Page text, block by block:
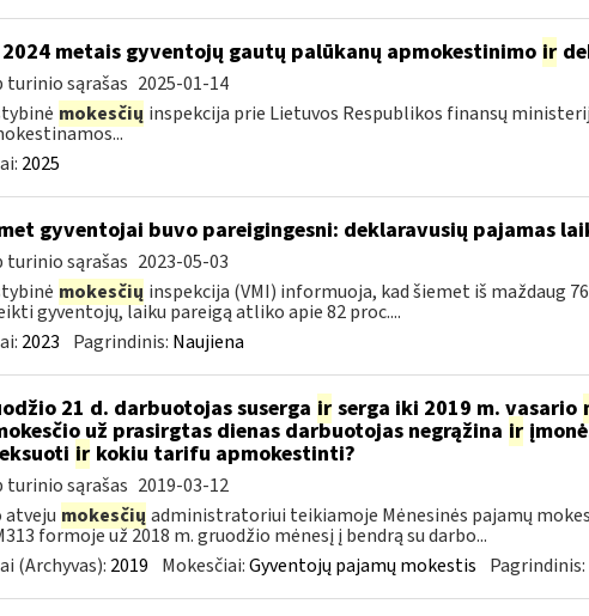
2024 metais gyventojų gautų palūkanų apmokestinimo ir
turinio sąrašas 2025-01-14
mokesčių inspekcija prie Lietuvos Respublikos finansų
2025
gyventojai buvo pareigingesni: deklaravusių pajamas
turinio sąrašas 2023-05-03
mokesčių inspekcija (VMI) informuoja, kad šiemet iš maždaug
gyventojų, laiku pareigą atliko apie 82 proc....
2023 Pagrindinis: Naujiena
21 d. darbuotojas suserga irserga iki 2019 m. vasario
už prasirgtas dienas darbuotojas negrąžina ir
irkokiu tarifu apmokestinti?
turinio sąrašas 2019-03-12
atveju mokesčių administratoriui teikiamoje Mėnesinės pajamų
formoje už 2018 m. gruodžio mėnesį į bendrą su darbo...
(Archyvas): 2019 Mokesčiai:Gyventojų pajamų mokestis Pagrindinis: